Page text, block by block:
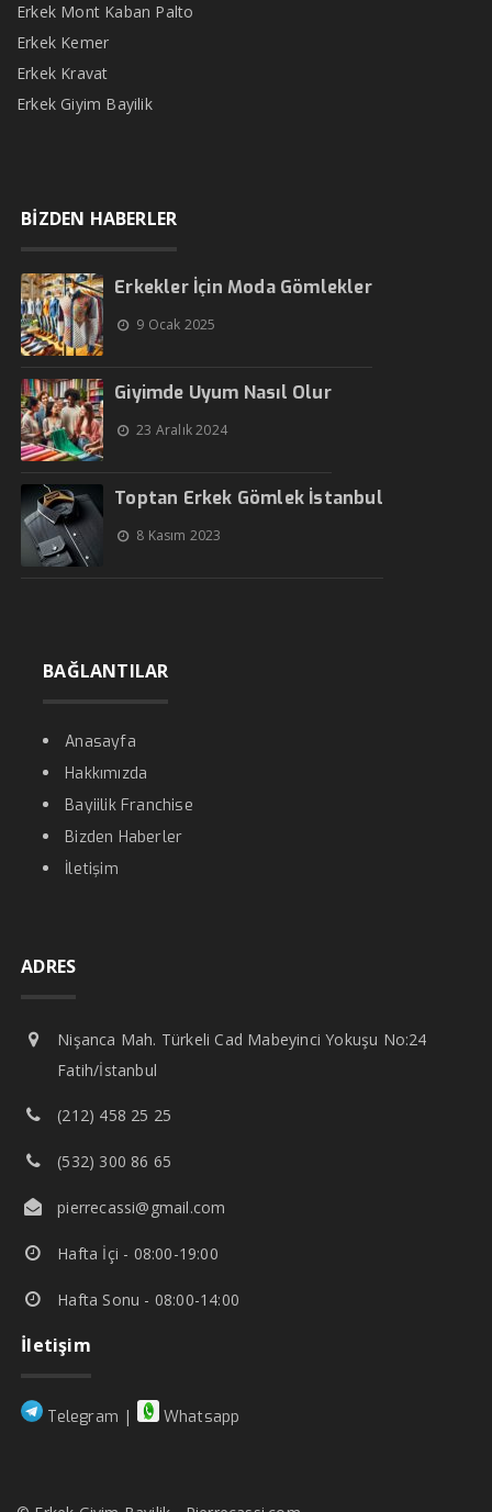
Erkek Mont Kaban Palto
Erkek Kemer
Erkek Kravat
Erkek Giyim Bayilik
BİZDEN HABERLER
Erkekler İçin Moda Gömlekler
9 Ocak 2025
Giyimde Uyum Nasıl Olur
23 Aralık 2024
Toptan Erkek Gömlek İstanbul
8 Kasım 2023
BAĞLANTILAR
Anasayfa
Hakkımızda
Bayiilik Franchise
Bizden Haberler
İletişim
ADRES
Nişanca Mah. Türkeli Cad Mabeyinci Yokuşu No:24
Fatih/İstanbul
(212) 458 25 25
(532) 300 86 65
pierrecassi@gmail.com
Hafta İçi - 08:00-19:00
Hafta Sonu - 08:00-14:00
İletişim
Telegram | Whatsapp